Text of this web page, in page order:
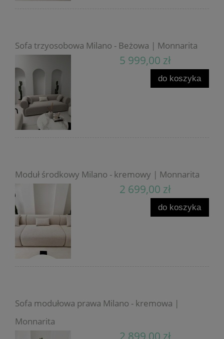
Sofa trzyosobowa Milano - Beżowa | Monnarita
5 999,00 zł
do koszyka
Moduł środkowy Milano - kremowy | Monnarita
2 699,00 zł
do koszyka
Sofa modułowa prawa Milano - kremowa |
Monnarita
2 899,00 zł